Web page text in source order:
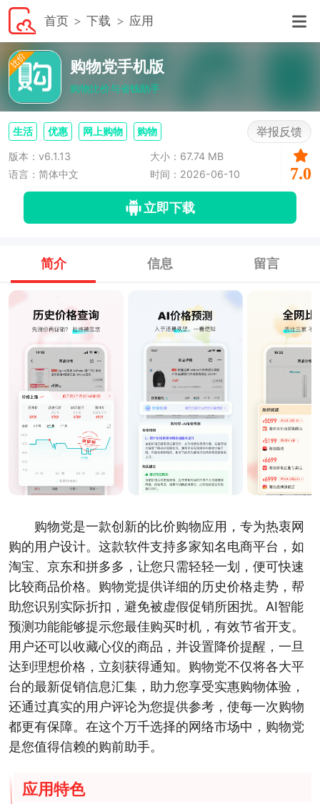
首页 下载 应用
购物党手机版
购物比价与省钱助手
生活 优惠 网上购物 购物 举报反馈
版本：v6.1.13
大小：67.74 MB
语言：简体中文
时间：2026-06-10 7.0
立即下载
简介 信息 留言
购物党是一款创新的比价购物应用，专为热衷网
购的用户设计。这款软件支持多家知名电商平台，如
淘宝、京东和拼多多，让您只需轻轻一划，便可快速
比较商品价格。购物党提供详细的历史价格走势，帮
助您识别实际折扣，避免被虚假促销所困扰。AI智能
预测功能能够提示您最佳购买时机，有效节省开支。
用户还可以收藏心仪的商品，并设置降价提醒，一旦
达到理想价格，立刻获得通知。购物党不仅将各大平
台的最新促销信息汇集，助力您享受实惠购物体验，
还通过真实的用户评论为您提供参考，使每一次购物
都更有保障。在这个万千选择的网络市场中，购物党
是您值得信赖的购前助手。
应用特色